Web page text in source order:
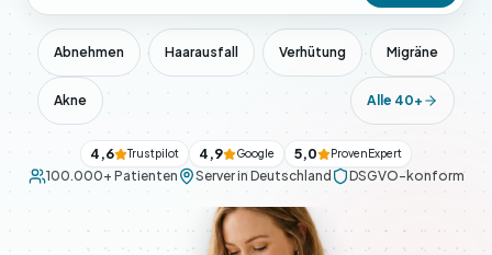
Abnehmen Haarausfall Verhütung Migräne
Akne Alle 40+
4,6 Trustpilot 4,9 Google 5,0 ProvenExpert
100.000+ Patienten Server in Deutschland DSGVO-konform